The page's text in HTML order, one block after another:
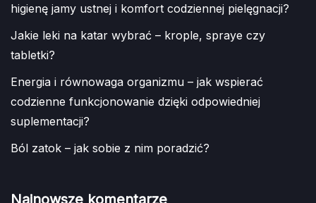
higienę jamy ustnej i komfort codziennej pielęgnacji?
Jakie leki na katar wybrać – krople, spraye czy
tabletki?
Energia i równowaga organizmu – jak wspierać
codzienne funkcjonowanie dzięki odpowiedniej
suplementacji?
Ból zatok – jak sobie z nim poradzić?
Najnowsze komentarze